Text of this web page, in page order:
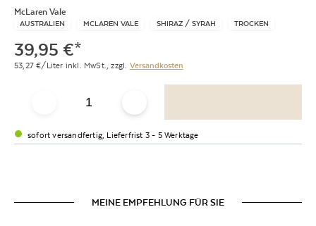
McLaren Vale
AUSTRALIEN MCLAREN VALE SHIRAZ / SYRAH TROCKEN
39,95 €*
53,27 €/Liter inkl. MwSt., zzgl. Versandkosten
sofort versandfertig, Lieferfrist 3 - 5 Werktage
MEINE EMPFEHLUNG FÜR SIE